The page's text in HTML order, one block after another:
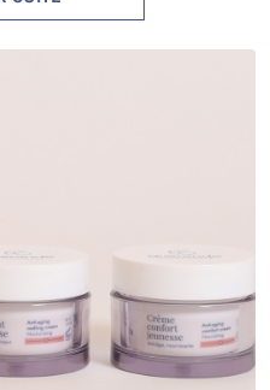
Chez Guérande